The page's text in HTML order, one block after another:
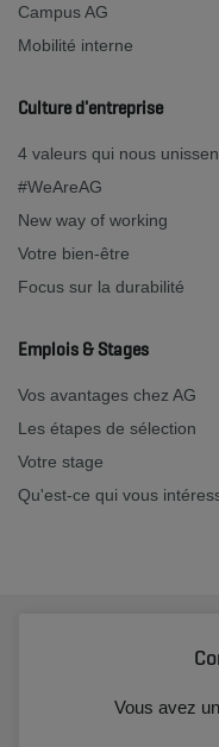
Campus AG
Mobilité interne
Culture d'entreprise
4 valeurs qui nous
#WeAreAG
New way of working
Votre bien-être
Focus sur la durabilité
Emplois & Stages
Vos avantages chez AG
Les étapes de sélection
Votre stage
Qu'est-ce qui vous
Vous avez